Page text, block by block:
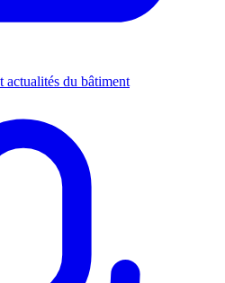
actualités du bâtiment